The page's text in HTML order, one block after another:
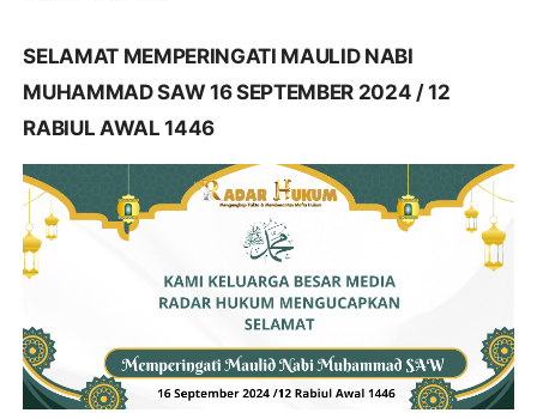
SELAMAT MEMPERINGATI MAULID NABI
MUHAMMAD SAW 16 SEPTEMBER 2024 / 12
RABIUL AWAL 1446